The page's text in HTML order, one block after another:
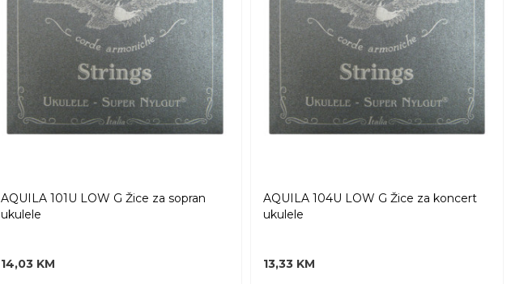
AQUILA 101U LOW G Žice za sopran
ukulele
14,03 KM
AQUILA 104U LOW G Žice za koncert
ukulele
13,33 KM